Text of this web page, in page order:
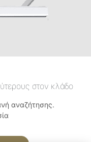
στον κλάδο
αναζήτησης.